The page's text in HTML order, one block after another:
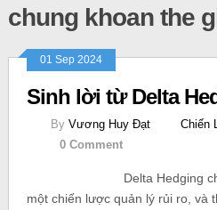
chung khoan the
01 Sep 2024
Sinh lời từ Delta
By Vương Huy Đạt Chiến
0 Comment
Delta Hedging
một chiến lược quản lý rủi ro, và